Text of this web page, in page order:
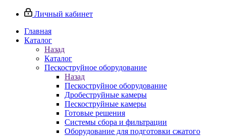
Личный кабинет
Главная
Каталог
Назад
Каталог
Пескоструйное оборудование
Назад
Пескоструйное оборудование
Дробеструйные камеры
Пескоструйные камеры
Готовые решения
Системы сбора и фильтрации
Оборудование для подготовки сжатого